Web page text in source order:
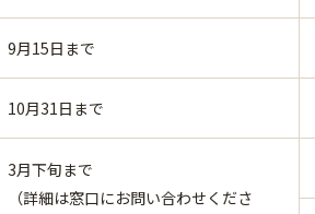
9月15日まで
10月31日まで
3月下旬まで
（詳細は窓口にお問い合わせくださ